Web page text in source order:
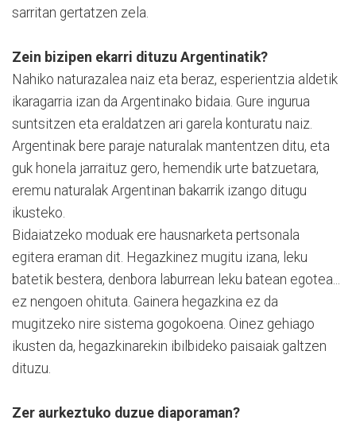
sarritan gertatzen zela.
Zein bizipen ekarri dituzu Argentinatik?
Nahiko naturazalea naiz eta beraz, esperientzia aldetik
ikaragarria izan da Argentinako bidaia. Gure ingurua
suntsitzen eta eraldatzen ari garela konturatu naiz.
Argentinak bere paraje naturalak mantentzen ditu, eta
guk honela jarraituz gero, hemendik urte batzuetara,
eremu naturalak Argentinan bakarrik izango ditugu
ikusteko.
Bidaiatzeko moduak ere hausnarketa pertsonala
egitera eraman dit. Hegazkinez mugitu izana, leku
batetik bestera, denbora laburrean leku batean egotea...
ez nengoen ohituta. Gainera hegazkina ez da
mugitzeko nire sistema gogokoena. Oinez gehiago
ikusten da, hegazkinarekin ibilbideko paisaiak galtzen
dituzu.
Zer aurkeztuko duzue diaporaman?